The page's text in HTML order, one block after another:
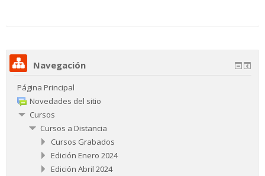
Navegación
Página Principal
Novedades del sitio
Cursos
Cursos a Distancia
Cursos Grabados
Edición Enero 2024
Edición Abril 2024